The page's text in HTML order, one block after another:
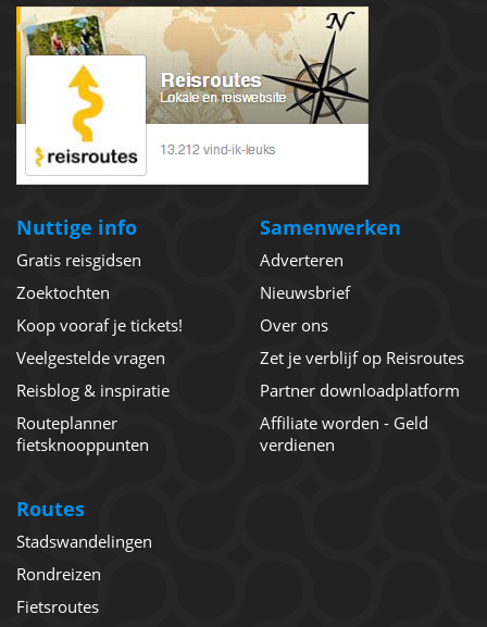
Nuttige info
Gratis reisgidsen
Zoektochten
Koop vooraf je tickets!
Veelgestelde vragen
Reisblog & inspiratie
Routeplanner
fietsknooppunten
Samenwerken
Adverteren
Nieuwsbrief
Over ons
Zet je verblijf op Reisroutes
Partner downloadplatform
Affiliate worden - Geld
verdienen
Routes
Stadswandelingen
Rondreizen
Fietsroutes